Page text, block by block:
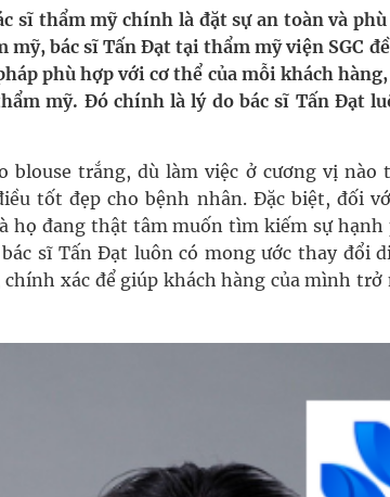
âm thầm
tại Lễ hội sầu riêng 2026
trong lĩnh vực cấp cứu, điều trị đột quỵ
Khương trở lại khai thác vào ngày 19/8
Đông Máu Của Các Loài Nhân Sâm (Panax
Tử
viện toàn quốc
sĩ thẩm mỹ chính là đặt sự an toàn và
mỹ, bác sĩ Tấn Đạt tại thẩm mỹ viện SGC
phù hợp với cơ thể của mỗi khách
mỹ. Đó chính là lý do bác sĩ Tấn Đạt
blouse trắng, dù làm việc ở cương vị nào
tốt đẹp cho bệnh nhân. Đặc biệt, đối
họ đang thật tâm muốn tìm kiếm sự hạnh
sĩ Tấn Đạt luôn có mong ước thay đổi
chính xác để giúp khách hàng của mình